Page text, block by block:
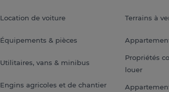
Location de voiture
Équipements & pièces
Utilitaires, vans & minibus
Engins agricoles et de chantier
Terrains à
Propriétés
louer